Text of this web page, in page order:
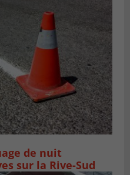
de nuit
sur la Rive-Sud